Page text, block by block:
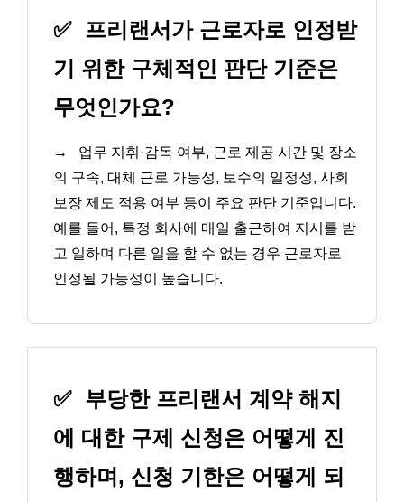
✅ 프리랜서가 근로자로 인정받
기 위한 구체적인 판단 기준은
무엇인가요?
→
업무 지휘·감독 여부, 근로 제공 시간 및 장소
의 구속, 대체 근로 가능성, 보수의 일정성, 사회
보장 제도 적용 여부 등이 주요 판단 기준입니다.
예를 들어, 특정 회사에 매일 출근하여 지시를 받
고 일하며 다른 일을 할 수 없는 경우 근로자로
인정될 가능성이 높습니다.
✅ 부당한 프리랜서 계약 해지
에 대한 구제 신청은 어떻게 진
행하며, 신청 기한은 어떻게 되